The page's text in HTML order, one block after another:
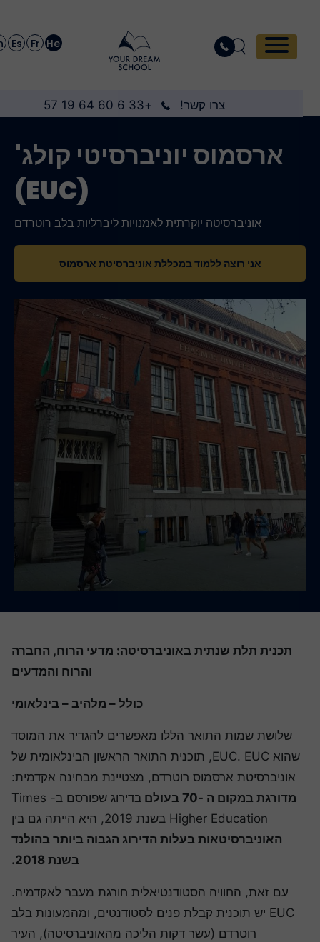
Fr
Es
En
צרו קשר! +33 6 60 64 19 57
ארסמוס יוניברסיטי קולג'
אוניברסיטה יוקרתית לאמנויות ליברליות בלב רוטרדם
אני רוצה ללמוד במכללת אוניברסיטת ארסמוס
תכנית תלת שנתית באוניברסיטה: מדעי הרוח, החברה
והרוח והמדעים
כולל – מלהיב – בינלאומי
שלושת שמות התואר הללו מאפשרים להגדיר את המוסד
שהוא EUC. EUC, תוכנית התואר הראשון הבינלאומית של
אוניברסיטת ארסמוס רוטרדם, מצטיינת מבחינה אקדמית:
מדורגת במקום ה -70 בעולם
בדירוג שפורסם ב- Times
Higher Education בשנת 2019, היא הייתה גם בין
האוניברסיטאות בעלות הדירוג הגבוה ביותר בהולנד
בשנת 2018.
עם זאת, החוויה הסטודנטיאלית חורגת מעבר לאקדמיה.
EUC יש תוכנית קבלת פנים לסטודנטים, ומהמעונות בלב
רוטרדם (עשר דקות הליכה מהאוניברסיטה), העיר